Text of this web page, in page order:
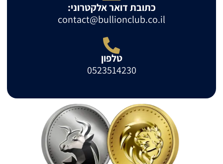
כתובת דואר אלקטרוני:
contact@bullionclub.co.il
טלפון
0523514230